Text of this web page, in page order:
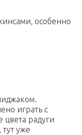
особенно
играть с
цвета радуги
уже